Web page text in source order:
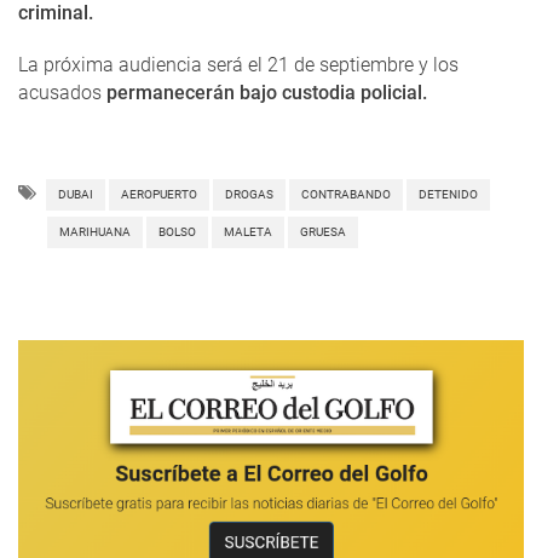
criminal.
La próxima audiencia será el 21 de septiembre y los
acusados ​​permanecerán bajo custodia policial.
DUBAI AEROPUERTO DROGAS CONTRABANDO DETENIDO
MARIHUANA BOLSO MALETA GRUESA